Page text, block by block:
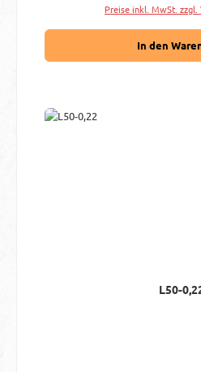
Preise inkl. MwSt. zzgl.
In den
L50-